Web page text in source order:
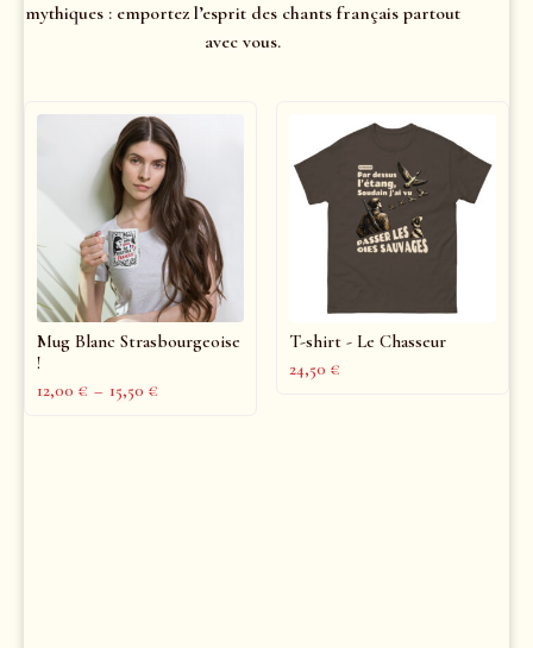
mythiques : emportez l’esprit des chants français partout
avec vous.
Mug Blanc Strasbourgeoise
!
12,00 € – 15,50 €
T-shirt - Le Chasseur
24,50 €